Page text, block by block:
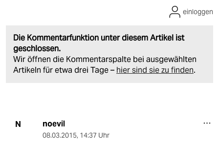
Die Kommentarfunktion unter diesem Artikel ist
geschlossen.
Wir öffnen die Kommentarspalte bei ausgewählten
Artikeln für etwa drei Tage – hier sind sie zu finden.
einloggen
N noevil
08.03.2015, 14:37 Uhr